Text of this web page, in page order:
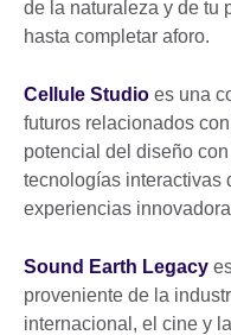
de la naturaleza y de tu
hasta completar aforo.
Cellule Studio es una
futuros relacionados
potencial del diseño
tecnologías interactivas
experiencias
Sound Earth Legacy
proveniente de la
internacional, el cine y